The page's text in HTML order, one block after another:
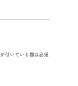
が付いている欄は必須